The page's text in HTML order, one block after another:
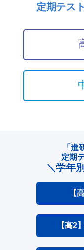
定期テス
「進
定期
＼学年
【
【高2